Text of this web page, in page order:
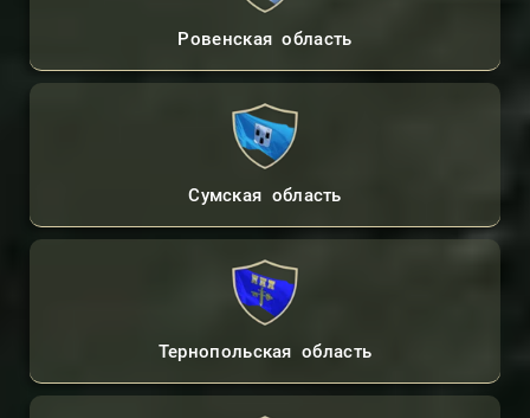
Ровенская область
Сумская область
Тернопольская область